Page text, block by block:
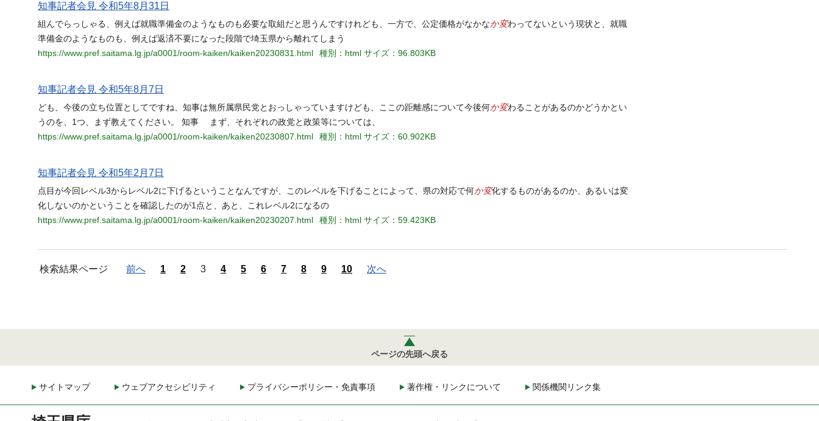
知事記者会見 令和5年8月31日
組んでらっしゃる、例えば就職準備金のようなものも必要な取組だと思うんですけれども、一方で、公定価格がなかな か変わってないという現状と、就職
準備金のようなものも、例えば返済不要になった段階で埼玉県から離れてしまう
https://www.pref.saitama.lg.jp/a0001/room-kaiken/kaiken20230831.html
種別：html サイズ：96.803KB
知事記者会見 令和5年8月7日
ども、今後の立ち位置としてですね、知事は無所属県民党とおっしゃっていますけども、ここの距離感について今後何か変わることがあるのかどうかとい
うのを、1つ、まず教えてください。 知事 まず、それぞれの政党と政策等については、
https://www.pref.saitama.lg.jp/a0001/room-kaiken/kaiken20230807.html
種別：html サイズ：60.902KB
知事記者会見 令和5年2月7日
点目が今回レベル3からレベル2に下げるということなんですが、このレベルを下げることによって、県の対応で何か変化するものがあるのか、あるいは変
化しないのかということを確認したのが1点と、あと、これレベル2になるの
https://www.pref.saitama.lg.jp/a0001/room-kaiken/kaiken20230207.html
種別：html サイズ：59.423KB
検索結果ページ 前へ 1 2 3 4 5 6 7 8 9 10 次へ
ページの先頭へ戻る
サイトマップ ウェブアクセシビリティ プライバシーポリシー・免責事項 著作権・リンクについて 関係機関リンク集